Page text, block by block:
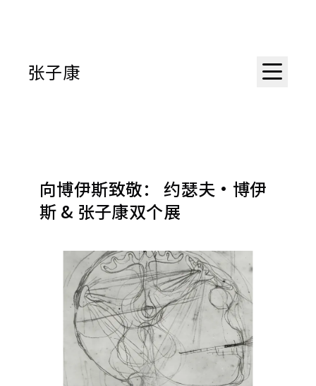
张子康
向博伊斯致敬： 约瑟夫·博伊
斯 & 张子康双个展